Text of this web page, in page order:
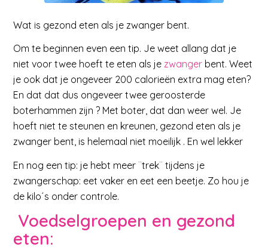
Wat is gezond eten als je zwanger bent.
Om te beginnen even een tip. Je weet allang dat je
niet voor twee hoeft te eten als jezwanger bent. Weet
je ook dat je ongeveer 200 calorieën extra mag eten?
En dat dat dus ongeveer twee geroosterde
boterhammen zijn ? Met boter, dat dan weer wel. Je
hoeft niet te steunen en kreunen, gezond eten als je
zwanger bent, is helemaal niet moeilijk . En wel lekker
En nog een tip: je hebt meer ¨trek¨ tijdens je
zwangerschap: eet vaker en eet een beetje. Zo hou je
de kilo´s onder controle.
Voedselgroepen en gezond
eten: